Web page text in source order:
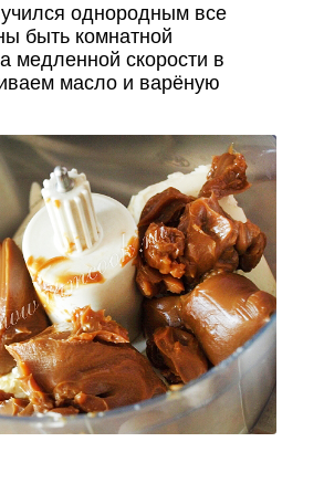
однородным все
быть комнатной
медленной скорости в
масло и варёную